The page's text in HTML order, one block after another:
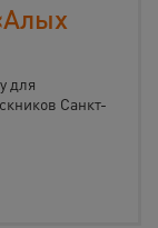
для
Санкт-